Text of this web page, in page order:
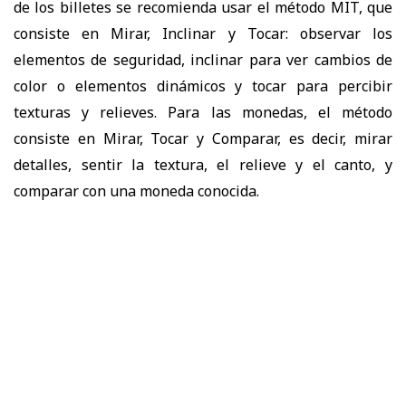
de los billetes se recomienda usar el método MIT, que
consiste en Mirar, Inclinar y Tocar: observar los
elementos de seguridad, inclinar para ver cambios de
color o elementos dinámicos y tocar para percibir
texturas y relieves. Para las monedas, el método
consiste en Mirar, Tocar y Comparar, es decir, mirar
detalles, sentir la textura, el relieve y el canto, y
comparar con una moneda conocida.